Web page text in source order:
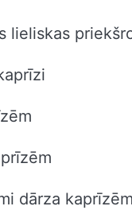
lieliskas
dārza kaprīzēm